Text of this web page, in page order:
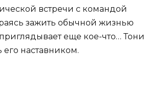
встречи с командой
зажить обычной жизнью
еще кое-что… Тони
наставником.